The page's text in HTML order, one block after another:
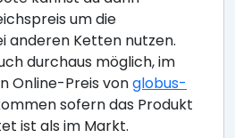
um die
anderen Ketten nutzen.
durchaus möglich, im
Online-Preis vonglobus-
sofern das Produkt
ist als im Markt.